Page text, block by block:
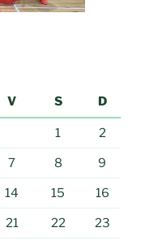
V S D
1 2
7 8 9
14 15 16
21 22 23